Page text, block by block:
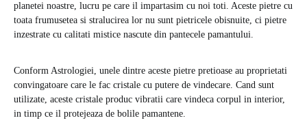
planetei noastre, lucru pe care il impartasim cu noi toti. Aceste pietre cu
toata frumusetea si stralucirea lor nu sunt pietricele obisnuite, ci pietre
inzestrate cu calitati mistice nascute din pantecele pamantului.
Conform Astrologiei, unele dintre aceste pietre pretioase au proprietati
convingatoare care le fac cristale cu putere de vindecare. Cand sunt
utilizate, aceste cristale produc vibratii care vindeca corpul in interior,
in timp ce il protejeaza de bolile pamantene.